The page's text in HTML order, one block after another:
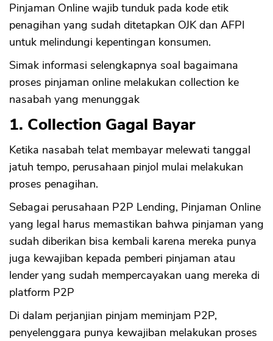
Pinjaman Online wajib tunduk pada kode etik
penagihan yang sudah ditetapkan OJK dan AFPI
untuk melindungi kepentingan konsumen.
Simak informasi selengkapnya soal bagaimana
proses pinjaman online melakukan collection ke
nasabah yang menunggak
1. Collection Gagal Bayar
Ketika nasabah telat membayar melewati tanggal
jatuh tempo, perusahaan pinjol mulai melakukan
proses penagihan.
Sebagai perusahaan P2P Lending, Pinjaman Online
yang legal harus memastikan bahwa pinjaman yang
sudah diberikan bisa kembali karena mereka punya
juga kewajiban kepada pemberi pinjaman atau
lender yang sudah mempercayakan uang mereka di
platform P2P
Di dalam perjanjian pinjam meminjam P2P,
penyelenggara punya kewajiban melakukan proses